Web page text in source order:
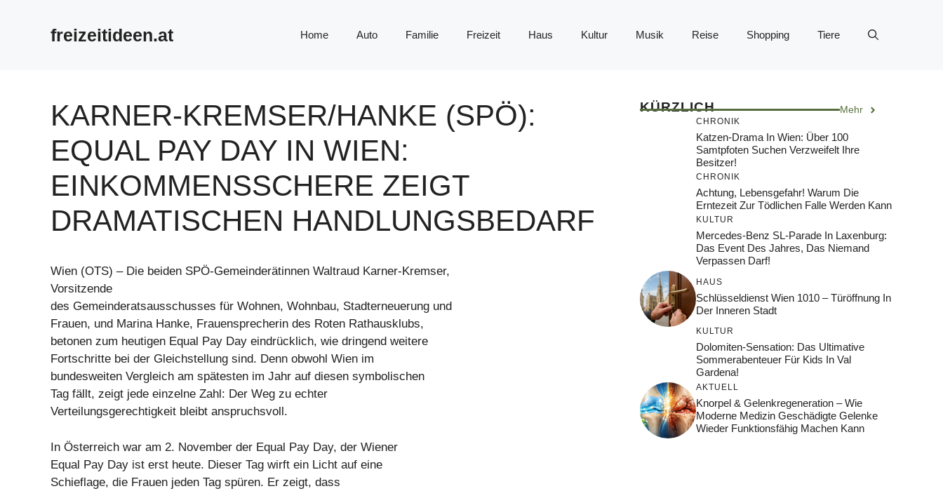
freizeitideen.at Home Auto Familie Freizeit Haus Kultur Musik Reise Shopping Tiere
KARNER-KREMSER/HANKE (SPÖ):
EQUAL PAY DAY IN WIEN:
EINKOMMENSSCHERE ZEIGT
DRAMATISCHEN HANDLUNGSBEDARF
Wien (OTS) – Die beiden SPÖ-Gemeinderätinnen Waltraud Karner-Kremser,
Vorsitzende
des Gemeinderatsausschusses für Wohnen, Wohnbau, Stadterneuerung und
Frauen, und Marina Hanke, Frauensprecherin des Roten Rathausklubs,
betonen zum heutigen Equal Pay Day eindrücklich, wie dringend weitere
Fortschritte bei der Gleichstellung sind. Denn obwohl Wien im
bundesweiten Vergleich am spätesten im Jahr auf diesen symbolischen
Tag fällt, zeigt jede einzelne Zahl: Der Weg zu echter
Verteilungsgerechtigkeit bleibt anspruchsvoll.
In Österreich war am 2. November der Equal Pay Day, der Wiener
Equal Pay Day ist erst heute. Dieser Tag wirft ein Licht auf eine
Schieflage, die Frauen jeden Tag spüren. Er zeigt, dass
KÜRZLICH Mehr
CHRONIK
Katzen-Drama In Wien: Über 100
Samtpfoten Suchen Verzweifelt Ihre
Besitzer!
CHRONIK
Achtung, Lebensgefahr! Warum Die
Erntezeit Zur Tödlichen Falle Werden Kann
KULTUR
Mercedes-Benz SL-Parade In Laxenburg:
Das Event Des Jahres, Das Niemand
Verpassen Darf!
HAUS
Schlüsseldienst Wien 1010 – Türöffnung In
Der Inneren Stadt
KULTUR
Dolomiten-Sensation: Das Ultimative
Sommerabenteuer Für Kids In Val
Gardena!
AKTUELL
Knorpel & Gelenkregeneration – Wie
Moderne Medizin Geschädigte Gelenke
Wieder Funktionsfähig Machen Kann